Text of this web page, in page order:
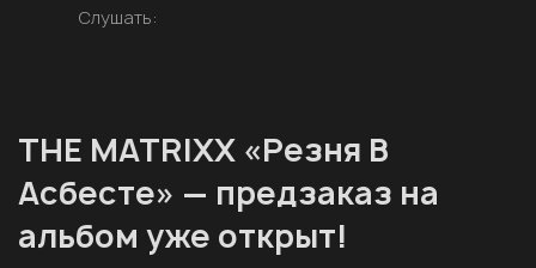
Слушать:
THE MATRIXX «Резня В
Асбесте» — предзаказ на
альбом уже открыт!